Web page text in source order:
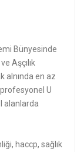
Bünyesinde
Aşçılık
alnında en az
U
alanlarda
haccp, sağlık